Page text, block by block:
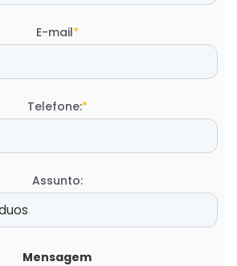
E-mail*
Telefone:*
Assunto:
Mensagem